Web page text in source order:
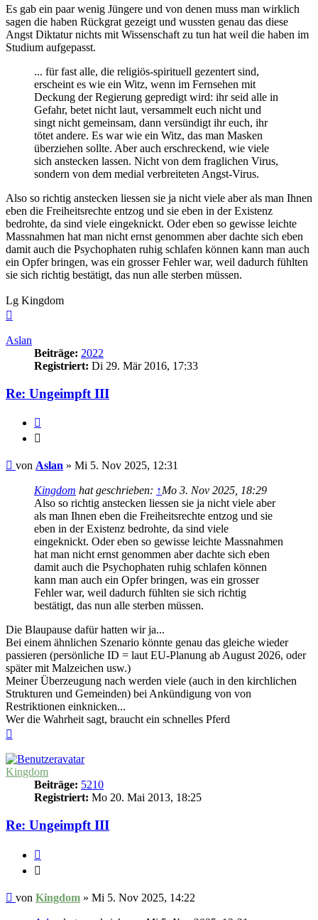
Es gab ein paar wenig Jüngere und von denen muss man wirklich
sagen die haben Rückgrat gezeigt und wussten genau das diese
Angst Diktatur nichts mit Wissenschaft zu tun hat weil die haben im
Studium aufgepasst.
... für fast alle, die religiös-spirituell gezentert sind,
erscheint es wie ein Witz, wenn im Fernsehen mit
Deckung der Regierung gepredigt wird: ihr seid alle in
Gefahr, betet nicht laut, versammelt euch nicht und
singt nicht gemeinsam, dann versündigt ihr euch, ihr
tötet andere. Es war wie ein Witz, das man Masken
überziehen sollte. Aber auch erschreckend, wie viele
sich anstecken lassen. Nicht von dem fraglichen Virus,
sondern von dem medial verbreiteten Angst-Virus.
Also so richtig anstecken liessen sie ja nicht viele aber als man Ihnen
eben die Freiheitsrechte entzog und sie eben in der Existenz
bedrohte, da sind viele eingeknickt. Oder eben so gewisse leichte
Massnahmen hat man nicht ernst genommen aber dachte sich eben
damit auch die Psychophaten ruhig schlafen können kann man auch
ein Opfer bringen, was ein grosser Fehler war, weil dadurch fühlten
sie sich richtig bestätigt, das nun alle sterben müssen.
Lg Kingdom
Aslan
Beiträge: 2022
Registriert: Di 29. Mär 2016, 17:33
Re: Ungeimpft III
Beitrag
von Aslan » Mi 5. Nov 2025, 12:31
Kingdom hat geschrieben: ↑Mo 3. Nov 2025, 18:29
Also so richtig anstecken liessen sie ja nicht viele aber
als man Ihnen eben die Freiheitsrechte entzog und sie
eben in der Existenz bedrohte, da sind viele
eingeknickt. Oder eben so gewisse leichte Massnahmen
hat man nicht ernst genommen aber dachte sich eben
damit auch die Psychophaten ruhig schlafen können
kann man auch ein Opfer bringen, was ein grosser
Fehler war, weil dadurch fühlten sie sich richtig
bestätigt, das nun alle sterben müssen.
Die Blaupause dafür hatten wir ja...
Bei einem ähnlichen Szenario könnte genau das gleiche wieder
passieren (persönliche ID = laut EU-Planung ab August 2026, oder
später mit Malzeichen usw.)
Meiner Überzeugung nach werden viele (auch in den kirchlichen
Strukturen und Gemeinden) bei Ankündigung von von
Restriktionen einknicken...
Wer die Wahrheit sagt, braucht ein schnelles Pferd
Kingdom
Beiträge: 5210
Registriert: Mo 20. Mai 2013, 18:25
Re: Ungeimpft III
Beitrag
von Kingdom » Mi 5. Nov 2025, 14:22